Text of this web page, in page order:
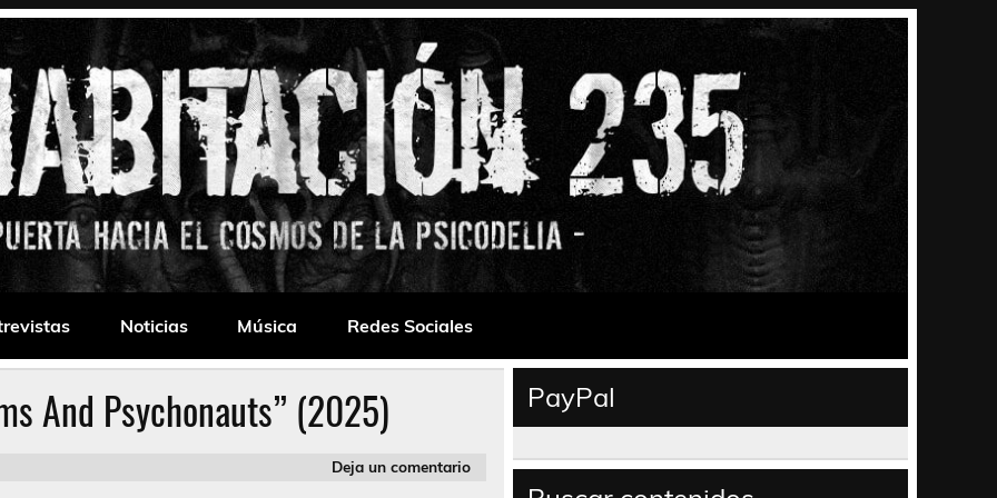
Noticias Música Redes Sociales
And Psychonauts” (2025)
Deja un comentario
PayPal